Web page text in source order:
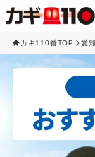
カギ110番TOP 愛